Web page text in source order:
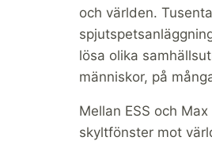
och världen.
lösa olika
människor, på
Mellan ESS och
skyltfönster mot